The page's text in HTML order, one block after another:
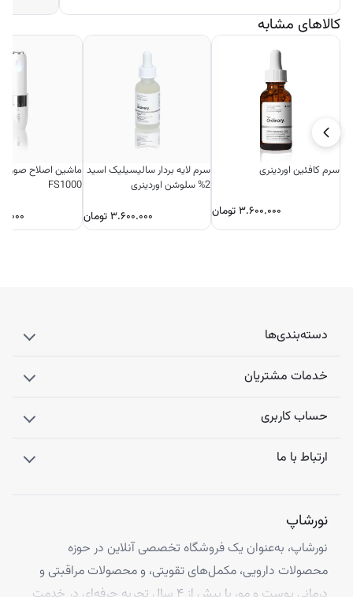
کالاهای مشابه
سرم کافئین اوردینری
۳.۶۰۰.۰۰۰ تومان
سرم لایه بردار سالیسیلیک اسید
2% سلوشن اوردینری
۳.۶۰۰.۰۰۰تومان
ماشین اصلاح صورت
FS1000
دسته‌بندی‌ها
خدمات مشتریان
حساب کاربری
ارتباط با ما
نورشاپ
نورشاپ، به‌عنوان یک فروشگاه تخصصی آنلاین در حوزه
محصولات دارویی، مکمل‌های تقویتی، و محصولات مراقبتی و